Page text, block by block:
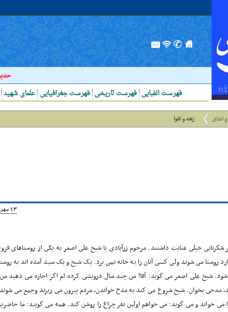
علمای شهید فهرست جغرافیایی فهرست تاریخی فهرست الفبایی
زهد و تقوا
13 مهر 1394, 13:51
خیلى عنایت داشتند. مرحوم زرآبادى با شیخ على اصغر به یکى از روستاهاى
روستا مى شوند ولى کسى آنان را به خانه نمى برد. یک شیخ و یک سید آمده اند به
شیخ على اصغر مى گوید: آقا! من چند سال درویشى کرده ام اگر اجازه مى دهید
مدحى بخوان. شیخ شروع مى کند به مدح خواندن، مردم بیرون مى ریزند وجمع مى
را مى خواند و مى گوید: مى خواهم اولین نفر چراغ را روشن کند. همه مى گویند: ما